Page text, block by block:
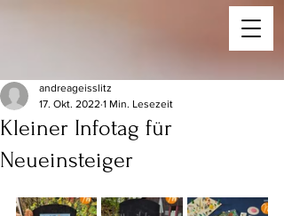
Kleiner Infotag für
Neueinsteiger
andreageisslitz
17. Okt. 2022 1 Min. Lesezeit